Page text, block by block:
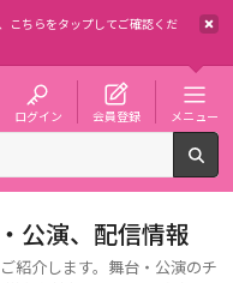
こちらをタップしてご確認くだ
ログイン 会員登録 メニュー
公演、配信情報
紹介します。舞台・公演のチ